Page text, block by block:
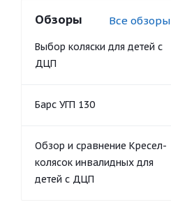
Обзоры Все обзоры
Выбор коляски для детей с
ДЦП
Барс УГП 130
Обзор и сравнение Кресел-
колясок инвалидных для
детей с ДЦП